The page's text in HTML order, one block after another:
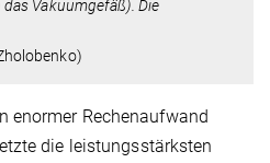
Vakuumgefäß). Die
enormer Rechenaufwand
die leistungsstärksten